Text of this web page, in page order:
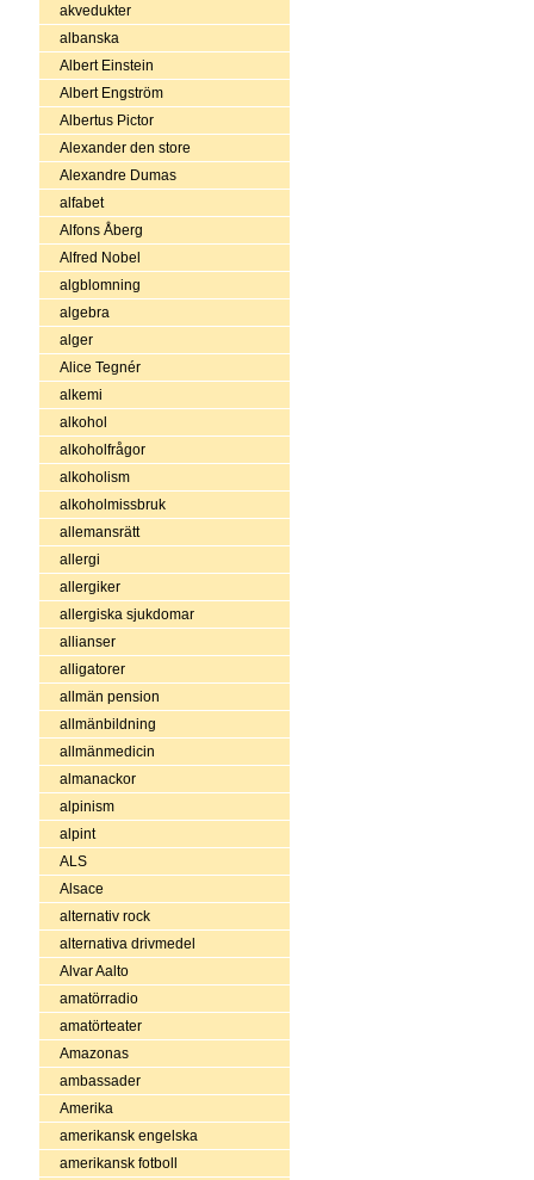
akvedukter
albanska
Albert Einstein
Albert Engström
Albertus Pictor
Alexander den store
Alexandre Dumas
alfabet
Alfons Åberg
Alfred Nobel
algblomning
algebra
alger
Alice Tegnér
alkemi
alkohol
alkoholfrågor
alkoholism
alkoholmissbruk
allemansrätt
allergi
allergiker
allergiska sjukdomar
allianser
alligatorer
allmän pension
allmänbildning
allmänmedicin
almanackor
alpinism
alpint
ALS
Alsace
alternativ rock
alternativa drivmedel
Alvar Aalto
amatörradio
amatörteater
Amazonas
ambassader
Amerika
amerikansk engelska
amerikansk fotboll